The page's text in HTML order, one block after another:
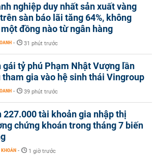
nghiệp duy nhất sản xuất vàng
sàn báo lãi tăng 64%, không
đồng nào từ ngân hàng
- 31 phút trước
gái tỷ phú Phạm Nhật Vượng lần
tham gia vào hệ sinh thái Vingroup
- 39 phút trước
227.000 tài khoản gia nhập thị
chứng khoán trong tháng 7 biến
KHOÁN - 1 giờ trước